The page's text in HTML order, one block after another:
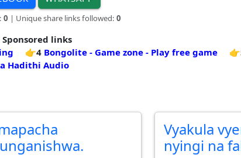
0 | Unique share links followed: 0
Sponsored links
👉4 Bongolite - Game zone - Play free game
Hadithi Audio
Vyakula
nyingi na